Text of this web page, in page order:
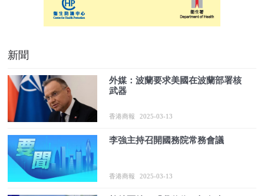
新聞
外媒：波蘭要求美國在波蘭部署核
武器
香港商報 2025-03-13
李強主持召開國務院常務會議
香港商報 2025-03-13